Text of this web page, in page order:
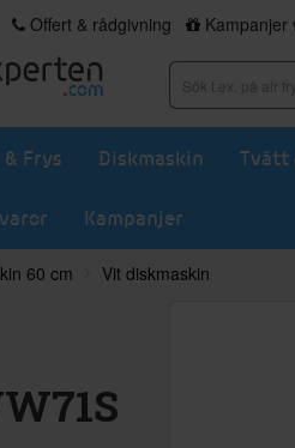
Offert & rådgivning Kampanjer
& Frys Diskmaskin Tvätt
Kampanjer
60 cm Vit diskmaskin